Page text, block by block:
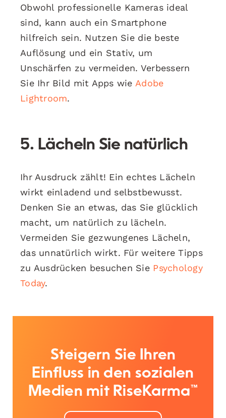
Obwohl professionelle Kameras ideal
sind, kann auch ein Smartphone
hilfreich sein. Nutzen Sie die beste
Auflösung und ein Stativ, um
Unschärfen zu vermeiden. Verbessern
Sie Ihr Bild mit Apps wie Adobe
Lightroom.
5. Lächeln Sie natürlich
Ihr Ausdruck zählt! Ein echtes Lächeln
wirkt einladend und selbstbewusst.
Denken Sie an etwas, das Sie glücklich
macht, um natürlich zu lächeln.
Vermeiden Sie gezwungenes Lächeln,
das unnatürlich wirkt. Für weitere Tipps
zu Ausdrücken besuchen Sie Psychology
Today.
Steigern Sie Ihren
Einfluss in den sozialen
Medien mit RiseKarma™